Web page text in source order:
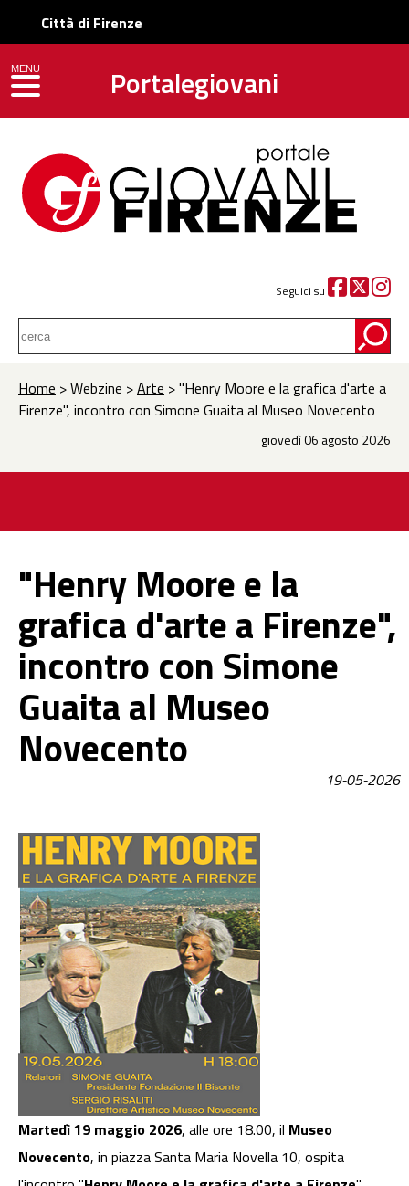
Città di Firenze
Portalegiovani
Seguici su
MENU
toggle navigation
Home > Webzine >Arte > "Henry Moore e la grafica d'arte a
Firenze", incontro con Simone Guaita al Museo Novecento
giovedì 06 agosto 2026
"Henry Moore e la
grafica d'arte a Firenze",
incontro con Simone
Guaita al Museo
Novecento
19-05-2026
Martedì 19 maggio 2026, alle ore 18.00, il Museo
Novecento, in piazza Santa Maria Novella 10, ospita